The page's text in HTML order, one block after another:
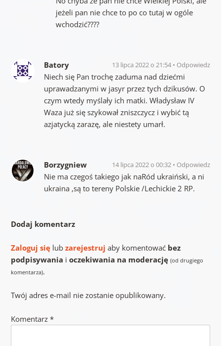
jeżeli pan nie chce to po co tutaj w ogóle
wchodzić????
Batory 13 lipca 2022 o 21:54 Odpowiedz
Niech się Pan trochę zaduma nad dziećmi
uprawadzanymi w jasyr przez tych dzikusów. O
czym wtedy myślały ich matki. Władysław IV
Waza już się szykował zniszczycz i wybić tą
azjatycką zarazę, ale niestety umarł.
Borzygniew 14 lipca 2022 o 00:32 Odpowiedz
Nie ma czegoś takiego jak naRód ukraiński, a ni
ukraina ,są to tereny Polskie /Lechickie 2 RP.
Dodaj komentarz
Zaloguj sięlub zarejestruj aby komentować bez
podpisywania i oczekiwania na moderację (od drugiego
komentarza).
Twój adres e-mail nie zostanie opublikowany.
Komentarz *